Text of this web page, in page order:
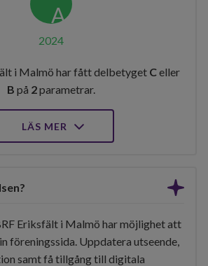
A
2024
i Malmö har fått delbetyget Celler
B på 2parametrar.
LÄS MER
Eriksfält i Malmö har möjlighet att
föreningssida. Uppdatera utseende,
samt få tillgång till digitala